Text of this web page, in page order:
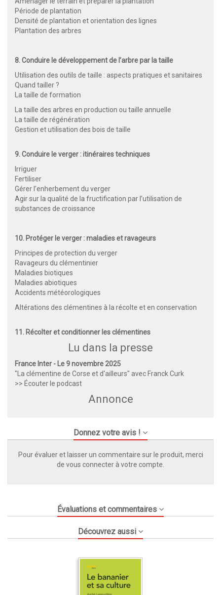
Période de plantation
Densité de plantation et orientation des lignes
Plantation des arbres
8. Conduire le développement de l’arbre par la taille
Utilisation des outils de taille : aspects pratiques et sanitaires
Quand tailler ?
La taille de formation
La taille des arbres en production ou taille annuelle
La taille de régénération
Gestion et utilisation des bois de taille
9. Conduire le verger : itinéraires techniques
Irriguer
Fertiliser
Gérer l’enherbement du verger
Agir sur la qualité de la fructification par l’utilisation de
substances de croissance
10. Protéger le verger : maladies et ravageurs
Principes de protection du verger
Ravageurs du clémentinier
Maladies biotiques
Maladies abiotiques
Accidents météorologiques
Altérations des clémentines à la récolte et en conservation
11. Récolter et conditionner les clémentines
Lu dans la presse
France Inter - Le 9 novembre 2025
"La clémentine de Corse et d'ailleurs" avec Franck Curk
>> Écouter le podcast
Annonce
Donnez votre avis !
Pour évaluer et laisser un commentaire sur le produit, merci
de vous connecter à votre compte.
Évaluations et commentaires
Découvrez aussi